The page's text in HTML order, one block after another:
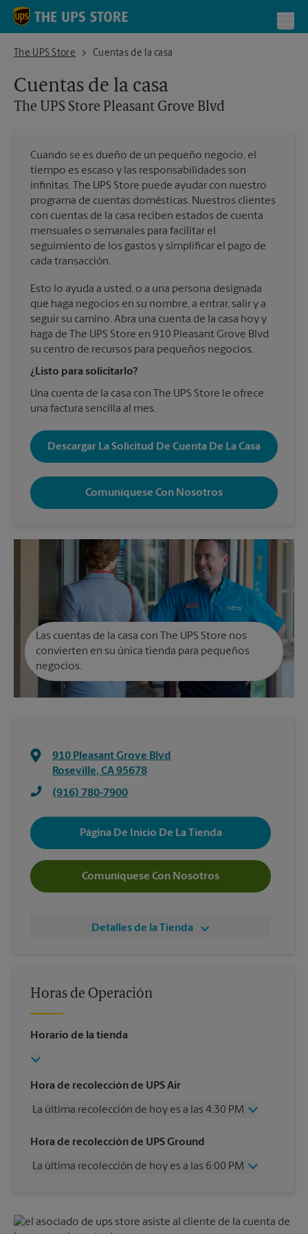
Skip to content
Return to Nav
The UPS Store
The UPS Store Pleasant Grove Blvd
Cuentas de la casa
Cuentas de la casa
The UPS Store Pleasant Grove Blvd
Cuando se es dueño de un pequeño negocio, el
tiempo es escaso y las responsabilidades son
infinitas. The UPS Store puede ayudar con nuestro
programa de cuentas domésticas. Nuestros clientes
con cuentas de la casa reciben estados de cuenta
mensuales o semanales para facilitar el
seguimiento de los gastos y simplificar el pago de
cada transacción.
Esto lo ayuda a usted, o a una persona designada
que haga negocios en su nombre, a entrar, salir y a
seguir su camino. Abra una cuenta de la casa hoy y
haga de The UPS Store en 910 Pleasant Grove Blvd
su centro de recursos para pequeños negocios.
¿Listo para solicitarlo?
Una cuenta de la casa con The UPS Store le ofrece
una factura sencilla al mes.
Descargar La Solicitud De Cuenta De La Casa
Comuníquese Con Nosotros
Las cuentas de la casa con The UPS Store nos
convierten en su única tienda para pequeños
negocios.
910 Pleasant Grove Blvd
Roseville, CA95678
(916) 780-7900
Página De Inicio De La Tienda
Comuníquese Con Nosotros
Detalles de la Tienda
Horas de Operación
Horario de la tienda
Hora de recolección de UPS Air
La última recolección de hoy es a las 4:30 PM
Miércoles
4:30 PM
Viernes
4:30 PM
4:30 PM
Hora de recolección de UPS Ground
La última recolección de hoy es a las 6:00 PM
Viernes
6:00 PM